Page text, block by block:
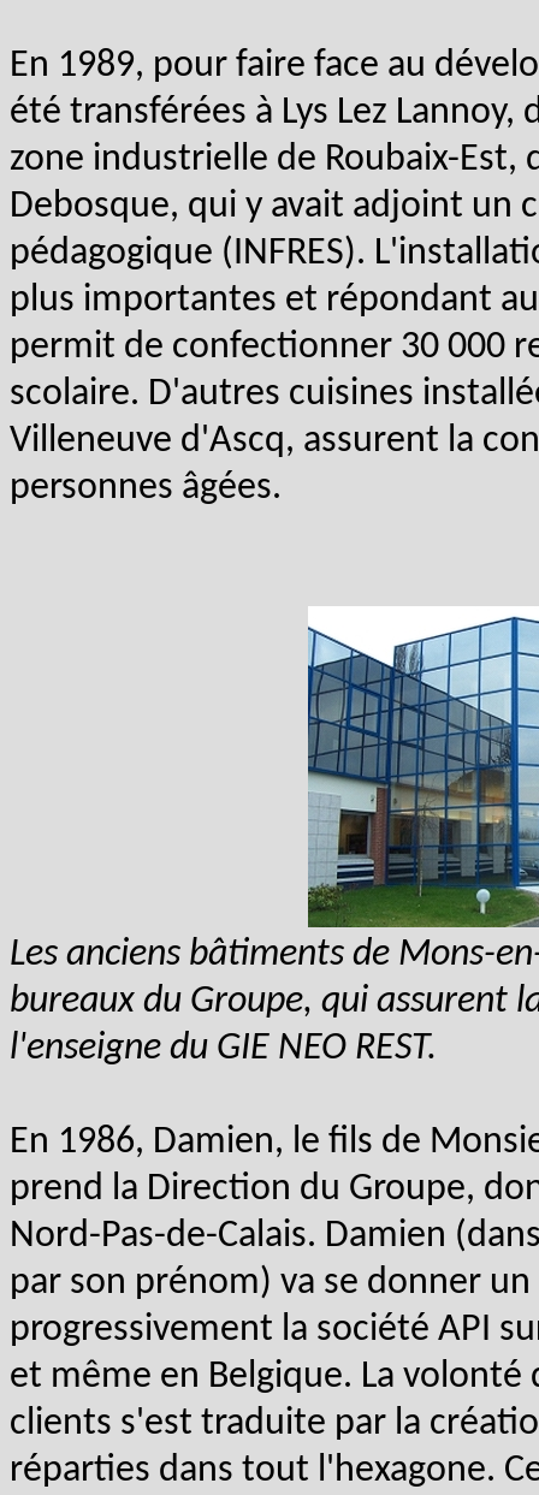
En 1989, pour faire face au
été transférées à Lys Lez
zone industrielle de Roubaix-Est,
Debosque, qui y avait adjoint un
pédagogique (INFRES).
plus importantes et répondant
permit de confectionner 30 000
scolaire. D'autres cuisines
Villeneuve d'Ascq, assurent la
personnes âgées.
Les anciens bâtiments de Mons-
bureaux du Groupe, qui assurent
l'enseigne du GIE NEO REST.
En 1986, Damien, le fils de
prend la Direction du Groupe,
Nord-Pas-de-Calais. Damien
par son prénom) va se donner
progressivement la société API
et même en Belgique. La
clients s'est traduite par la
réparties dans tout l'hexagone.